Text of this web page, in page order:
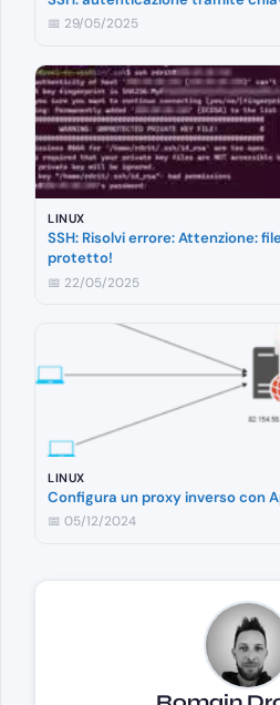
📅 29/05/2025
LINUX
SSH: Risolvi errore: Attenzione:
protetto!
📅 22/05/2025
LINUX
Configura un proxy inverso con
📅 05/12/2024